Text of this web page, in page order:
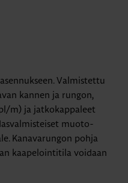
Valmistettu
kannen ja rungon,
m) ja jatkokappaleet
muoto-
Kanavarungon pohja
kaapelointitila voidaan